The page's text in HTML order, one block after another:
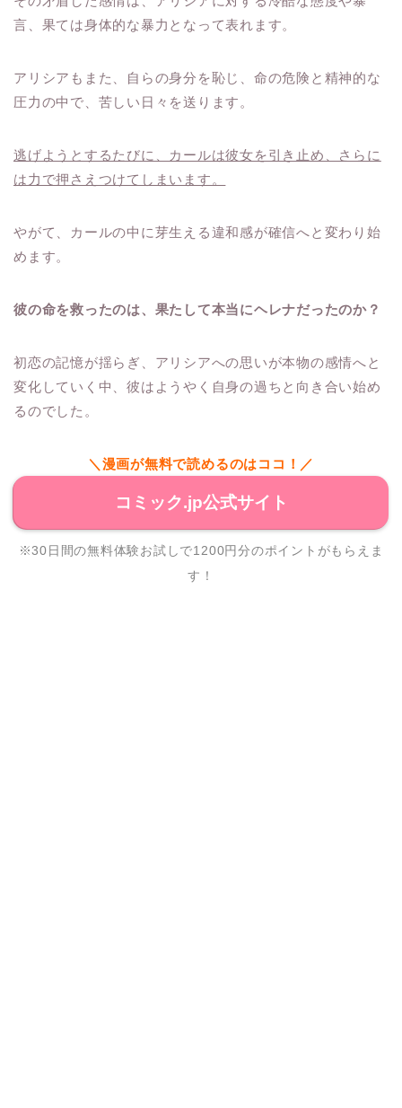
言、果ては身体的な暴力となって表れます。
アリシアもまた、自らの身分を恥じ、命の危険と精神的な
圧力の中で、苦しい日々を送ります。
逃げようとするたびに、カールは彼女を引き止め、さらに
は力で押さえつけてしまいます。
やがて、カールの中に芽生える違和感が確信へと変わり始
めます。
彼の命を救ったのは、果たして本当にヘレナだったのか？
初恋の記憶が揺らぎ、アリシアへの思いが本物の感情へと
変化していく中、彼はようやく自身の過ちと向き合い始め
るのでした。
＼漫画が無料で読めるのはココ！／
コミック.jp公式サイト
※30日間の無料体験お試しで1200円分のポイントがもらえま
す！